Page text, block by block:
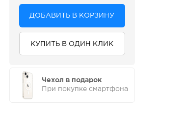
ДОБАВИТЬ В КОРЗИНУ
КУПИТЬ В ОДИН КЛИК
Чехол в подарок
При покупке смартфона